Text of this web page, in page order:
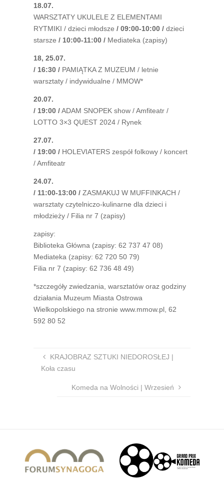
18.07.
WARSZTATY UKULELE Z ELEMENTAMI
RYTMIKI / dzieci młodsze / 09:00-10:00 / dzieci
starsze/ 10:00-11:00 / Mediateka (zapisy)
18, 25.07.
/ 16:30 / PAMIĄTKA Z MUZEUM / letnie
warsztaty / indywidualne / MMOW*
20.07.
/ 19:00 /ADAM SNOPEK show / Amfiteatr /
LOTTO 3×3 QUEST 2024 / Rynek
27.07.
/ 19:00 / HOLEVIATERS zespół folkowy / koncert
/ Amfiteatr
24.07.
/ 11:00-13:00 / ZASMAKUJ W MUFFINKACH /
warsztaty czytelniczo-kulinarne dla dzieci i
młodzieży / Filia nr 7 (zapisy)
zapisy:
Biblioteka Główna (zapisy: 62 737 47 08)
Mediateka (zapisy: 62 720 50 79)
Filia nr 7 (zapisy: 62 736 48 49)
*szczegóły zwiedzania, warsztatów oraz godziny
działania Muzeum Miasta Ostrowa
Wielkopolskiego na stronie www.mmow.pl, 62
592 80 52
KRAJOBRAZ SZTUKI NIEDOROSŁEJ |
Koła czasu
Komeda na Wolności | Wrzesień